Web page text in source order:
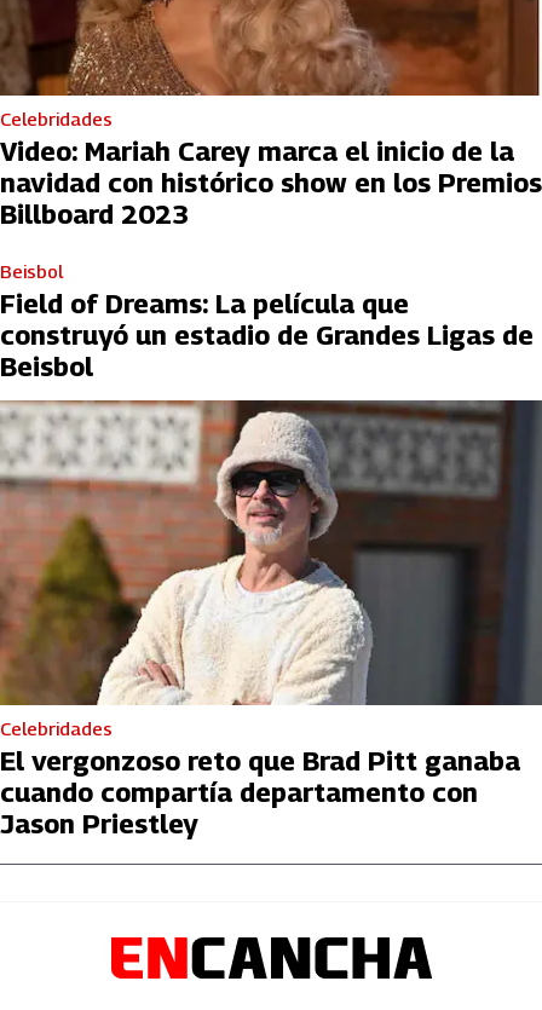
Celebridades
Video: Mariah Carey marca el inicio de la
navidad con histórico show en los Premios
Billboard 2023
Beisbol
Field of Dreams: La película que
construyó un estadio de Grandes Ligas de
Beisbol
Celebridades
El vergonzoso reto que Brad Pitt ganaba
cuando compartía departamento con
Jason Priestley